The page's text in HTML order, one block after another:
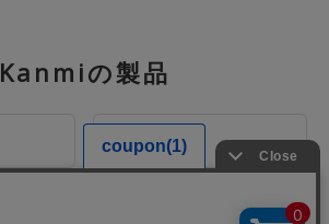
Kanmiの製品
お財布